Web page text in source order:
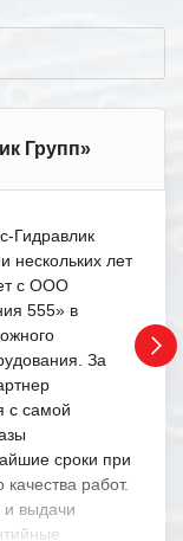
Групп»
Гидравлик
нескольких лет
с ООО
555» в
За
с самой
сроки при
работ.
выдачи